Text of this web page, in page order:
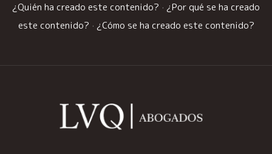
¿Quién ha creado este contenido? · ¿Por qué se ha creado
este contenido? · ¿Cómo se ha creado este contenido?